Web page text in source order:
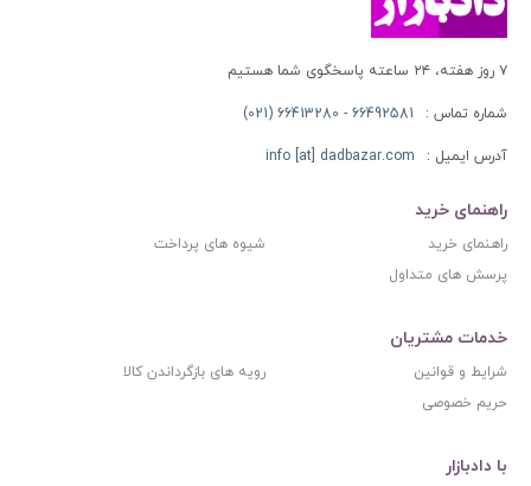
۷ روز هفته، ۲۴ ساعته پاسخگوی شما هستیم
شماره تماس : 66492581 - 66413280 (021)
آدرس ایمیل : info [at] dadbazar.com
راهنمای خرید
راهنمای خرید
شیوه های پرداخت
پرسش های متداول
خدمات مشتریان
شرایط و قوانین
رویه های بازگرداندن کالا
حریم خصوصی
با دادبازار